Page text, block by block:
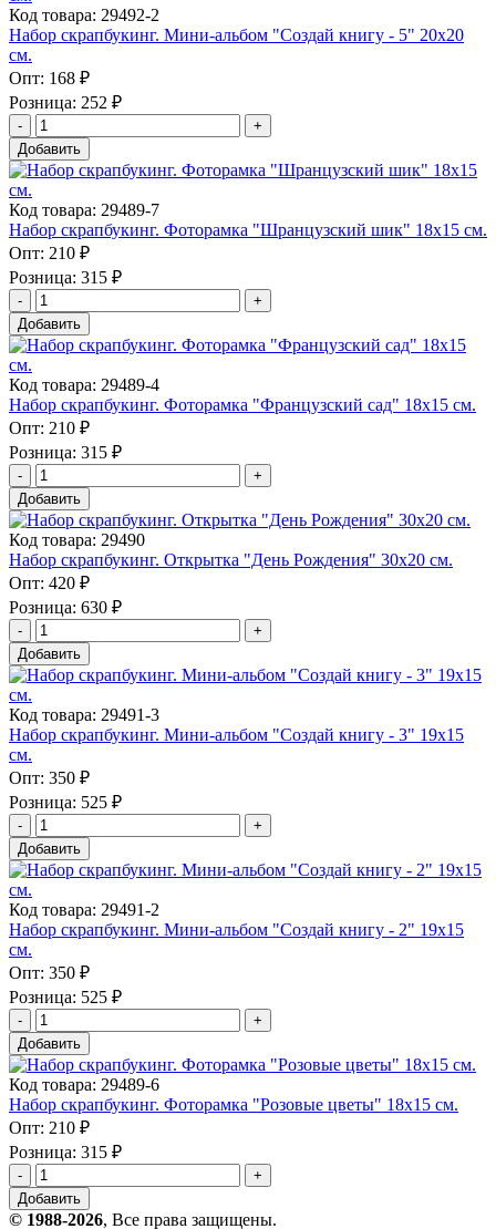
Код товара: 29492-2
Набор скрапбукинг. Мини-альбом "Создай книгу - 5" 20х20
см.
Опт: 168 ₽
Розница: 252 ₽
Добавить
Код товара: 29489-7
Набор скрапбукинг. Фоторамка "Шранцузский шик" 18х15 см.
Опт: 210 ₽
Розница: 315 ₽
Добавить
Код товара: 29489-4
Набор скрапбукинг. Фоторамка "Французский сад" 18х15 см.
Опт: 210 ₽
Розница: 315 ₽
Добавить
Код товара: 29490
Набор скрапбукинг. Открытка "День Рождения" 30x20 см.
Опт: 420 ₽
Розница: 630 ₽
Добавить
Код товара: 29491-3
Набор скрапбукинг. Мини-альбом "Создай книгу - 3" 19х15
см.
Опт: 350 ₽
Розница: 525 ₽
Добавить
Код товара: 29491-2
Набор скрапбукинг. Мини-альбом "Создай книгу - 2" 19х15
см.
Опт: 350 ₽
Розница: 525 ₽
Добавить
Код товара: 29489-6
Набор скрапбукинг. Фоторамка "Розовые цветы" 18х15 см.
Опт: 210 ₽
Розница: 315 ₽
Добавить
© 1988-2026, Все права защищены.